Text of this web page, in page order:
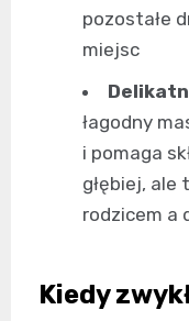
pozostałe
miejsc
łagodny
i pomaga
głębiej, ale
rodzicem a
Kiedy